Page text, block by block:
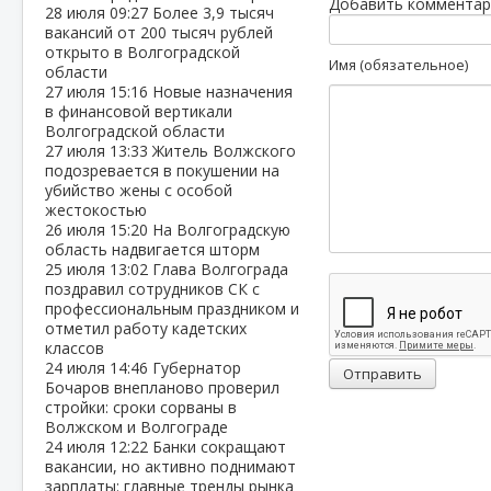
28 июля 09:27 Более 3,9 тысяч
вакансий от 200 тысяч рублей
открыто в Волгоградской
области
27 июля 15:16 Новые назначения
в финансовой вертикали
Волгоградской области
27 июля 13:33Житель Волжского
подозревается в покушении на
убийство жены с особой
жестокостью
26 июля 15:20 На Волгоградскую
область надвигается шторм
25 июля 13:02 Глава Волгограда
поздравил сотрудников СК с
профессиональным праздником и
отметил работу кадетских
классов
24 июля 14:46 Губернатор
Бочаров внепланово проверил
стройки: сроки сорваны в
Волжском и Волгограде
24 июля 12:22 Банки сокращают
вакансии, но активно поднимают
зарплаты: главные тренды рынка
Имя (обязательное)
Отправить